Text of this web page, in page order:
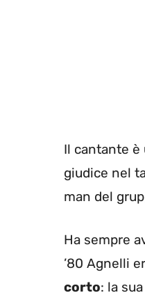
Il cantante è
giudice nel
man del
Ha sempre
’80 Agnelli
corto: la